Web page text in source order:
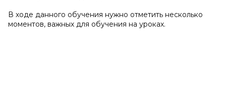
В ходе данного обучения нужно отметить несколько
моментов, важных для обучения на уроках.